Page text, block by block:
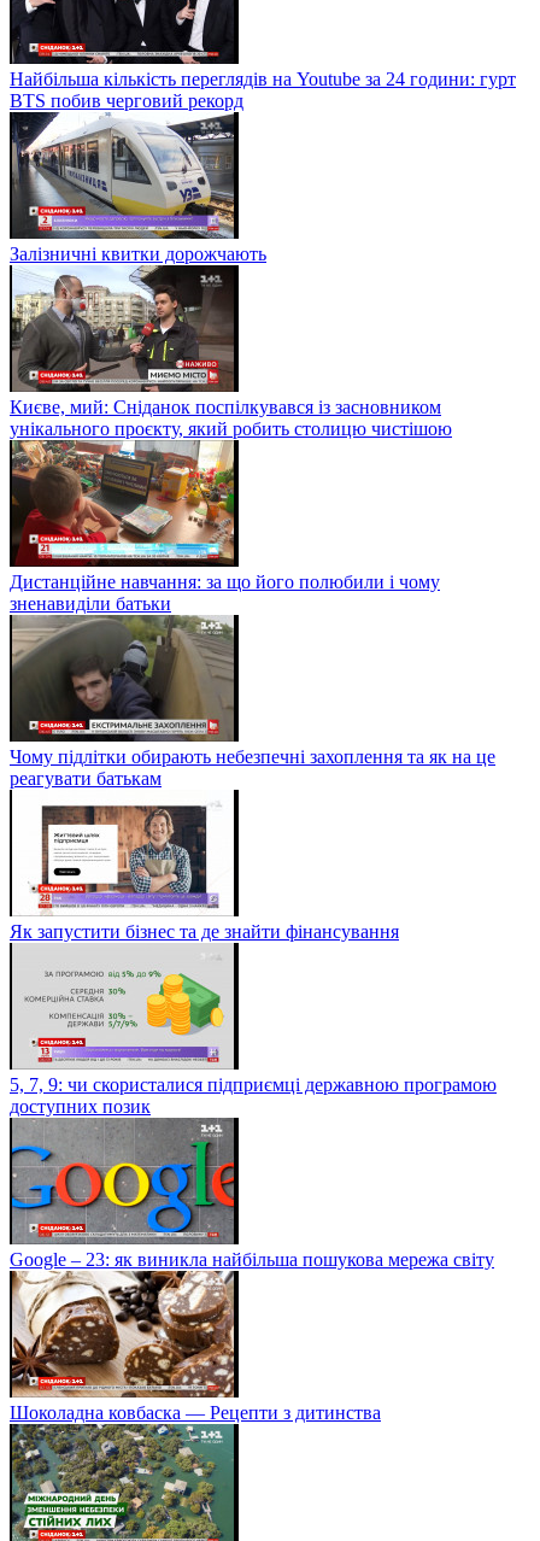
Найбільша кількість переглядів на Youtube за 24 години: гурт
BTS побив черговий рекорд
Залізничні квитки дорожчають
Києве, мий: Сніданок поспілкувався із засновником
унікального проєкту, який робить столицю чистішою
Дистанційне навчання: за що його полюбили і чому
зненавиділи батьки
Чому підлітки обирають небезпечні захоплення та як на це
реагувати батькам
Як запустити бізнес та де знайти фінансування
5, 7, 9: чи скористалися підприємці державною програмою
доступних позик
Google – 23: як виникла найбільша пошукова мережа світу
Шоколадна ковбаска — Рецепти з дитинства